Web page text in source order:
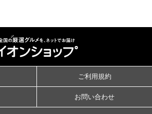
ご利用規約
お問い合わせ